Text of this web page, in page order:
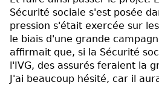
Sécurité sociale s'est posée
pression s'était exercée sur
le biais d'une grande
affirmait que, si la Sécurité
l'IVG, des assurés feraient la
J'ai beaucoup hésité, car il